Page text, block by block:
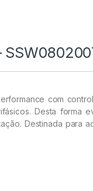
com
Desta forma
Destinada para